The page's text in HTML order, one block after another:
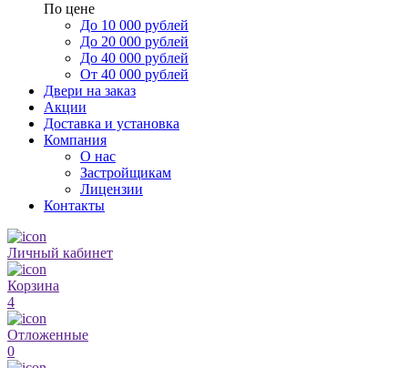
По цене
До 10 000 рублей
До 20 000 рублей
До 40 000 рублей
От 40 000 рублей
Двери на заказ
Акции
Доставка и установка
Компания
О нас
Застройщикам
Лицензии
Контакты
Личный кабинет
Корзина
4
Отложенные
0